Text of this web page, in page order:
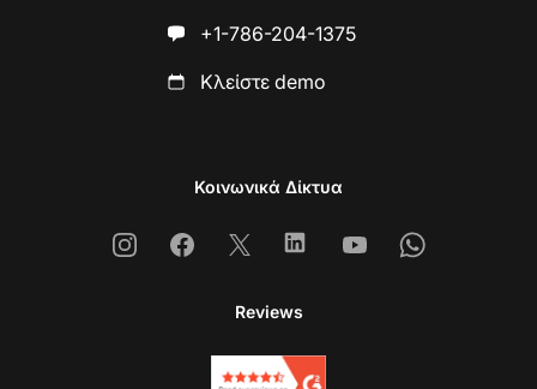
+1-786-204-1375
Κλείστε demo
Κοινωνικά Δίκτυα
InstagramFacebook
X LinkedinYoutubeWhatsapp
Reviews